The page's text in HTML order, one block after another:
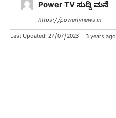
Power TV ಸುದ್ದಿ ಮನೆ
https://powertvnews.in
Last Updated: 27/07/2023 3 years ago